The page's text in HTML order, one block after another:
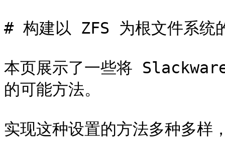
# 构建以 ZFS 为根文件系
本页展示了一些将
的可能方法。
实现这种设置的方法多种多